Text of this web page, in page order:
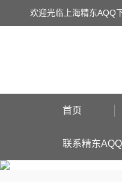
欢迎光临上海精东
首页
联系精东